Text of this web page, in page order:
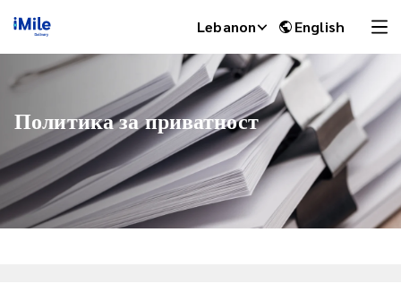
Lebanon English
Политика за приватност